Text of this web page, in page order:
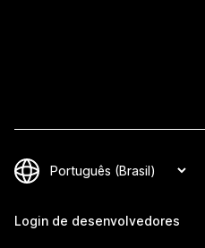
Login de desenvolvedores